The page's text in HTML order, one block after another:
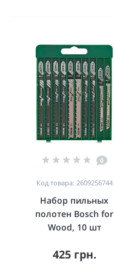
0
Код товара: 2609256744
Набор пильных
полотен Bosch for
Wood, 10 шт
425 грн.